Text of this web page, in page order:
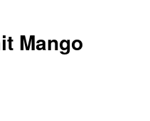
Mango